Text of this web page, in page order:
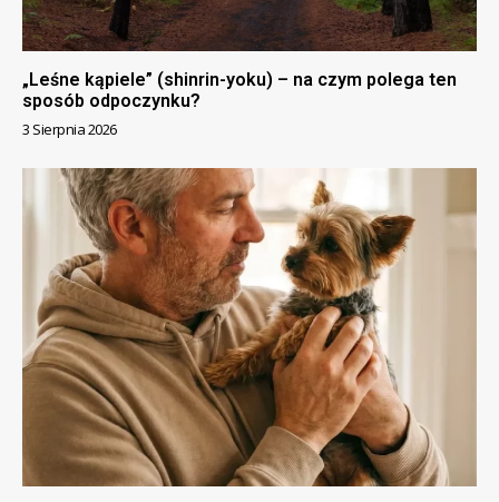
„Leśne kąpiele” (shinrin-yoku) – na czym polega ten
sposób odpoczynku?
3 Sierpnia 2026